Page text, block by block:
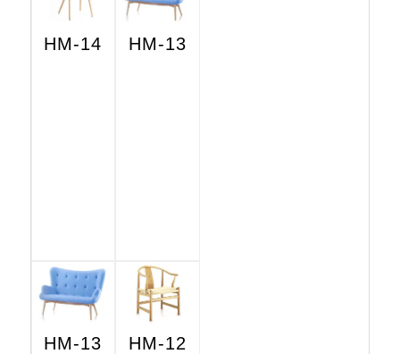
HM-14 HM-13
HM-13 HM-12